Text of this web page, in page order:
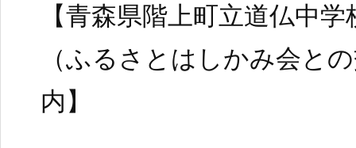
【青森県階上町立道仏中
（ふるさとはしかみ会と
内】